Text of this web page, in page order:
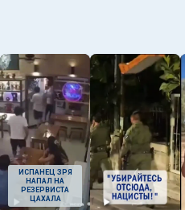
ИСПАНЕЦ ЗРЯ
НАПАЛ НА
РЕЗЕРВИСТА
ЦАХАЛА